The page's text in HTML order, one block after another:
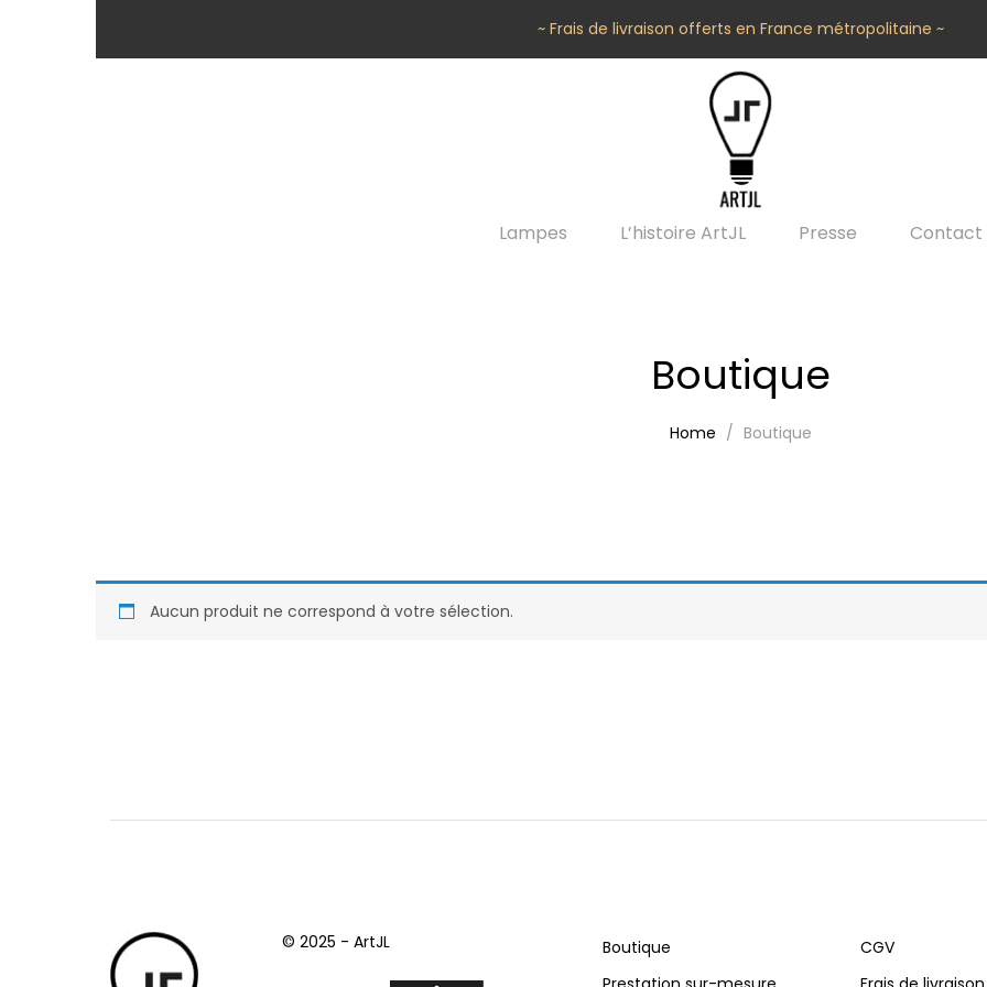
~ Frais de livraison offerts en France métropolitaine ~
Lampes L’histoire ArtJL Presse Contact
Boutique
Home Boutique
Aucun produit ne correspond à votre sélection.
© 2025 - ArtJL
Boutique
CGV